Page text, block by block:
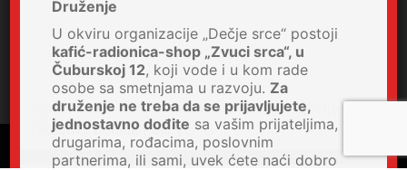
Koristimo kolačiće da bismo vam pružili najbolje
iskustvo.Cookie Policy
Druženje
U okviru organizacije „Dečje srce“ postoji
kafić-radionica-shop „Zvuci srca“, u
Čuburskoj 12, koji vode i u kom rade
osobe sa smetnjama u razvoju. Za
druženje ne treba da se prijavljujete,
jednostavno dođite sa vašim prijateljima,
drugarima, rođacima, poslovnim
partnerima, ili sami, uvek ćete naći dobro